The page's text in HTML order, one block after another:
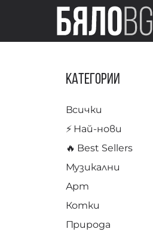
Категории
Всички
⚡️ Най-нови
🔥 Best Sellers
Музикални
Арт
Котки
Природа